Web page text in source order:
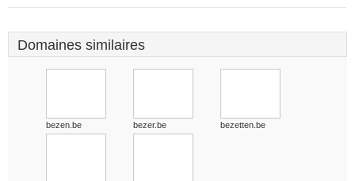
Domaines similaires
bezen.be bezer.be bezetten.be